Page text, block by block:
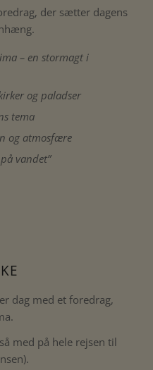
der sætter dagens
– en stormagt i
og paladser
tema
og atmosfære
vandet”
dag med et foredrag,
med på hele rejsen til